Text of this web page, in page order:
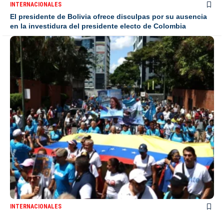
INTERNACIONALES
El presidente de Bolivia ofrece disculpas por su ausencia
en la investidura del presidente electo de Colombia
INTERNACIONALES